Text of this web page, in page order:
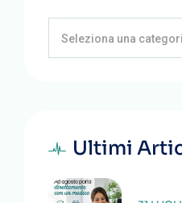
Seleziona una
Ultimi